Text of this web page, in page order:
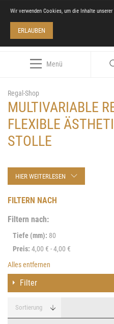
Menü
Regal-Shop
MULTIVARIABLE
FLEXIBLE
STOLLE
HIER WEITERLESEN
FILTERN NACH
Filtern nach:
Tiefe (mm): 80
Preis: 4,00 € - 4,00 €
Alles entfernen
Filter
Wir verwenden Cookies, um die Inhalte
ERLAUBEN